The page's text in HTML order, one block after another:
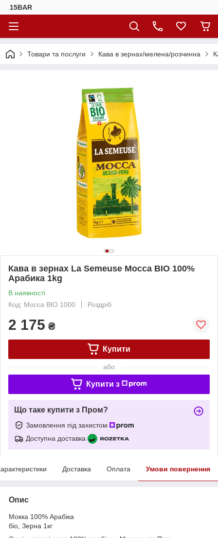
15BAR
Товари та послуги Кава в зернах/мелена/розчинна
Кава в зернах La Semeuse Mocca BIO 100%
Арабика 1kg
В наявності
Код: Mocca BIO 1000
Роздріб
2 175 ₴
Купити
або
Купити з
Що таке купити з Пром?
Замовлення під захистом
Доступна доставка
Доставка Оплата Умови повернення
Опис
Мокка 100% Арабіка
біо, Зерна 1кг